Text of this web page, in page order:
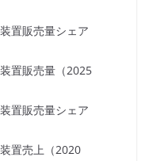
置販売量シェア
置販売量（2025
置販売量シェア
置売上（2020